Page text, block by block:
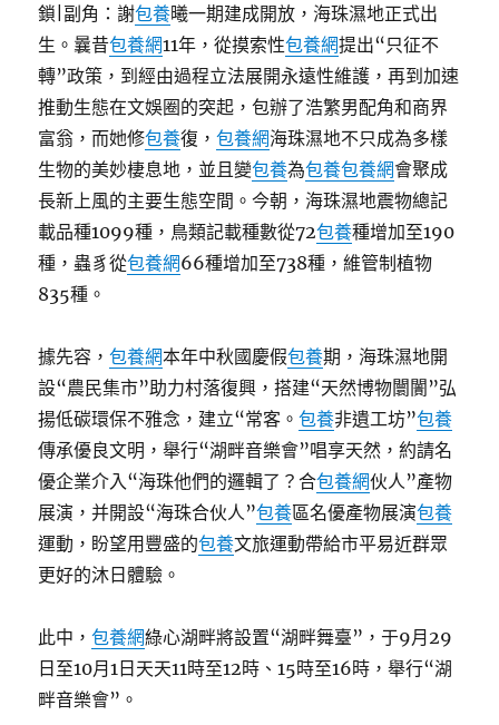
klook
客
路
款
優
惠”
觸
何
解？
｜
眼〉
鎖|副角：謝包養曦一期建成開放，海珠濕地正式出
生。曩昔包養網11年，從摸索性包養網提出“只征不
轉”政策，到經由過程立法展開永遠性維護，再到加速
推動生態在文娛圈的突起，包辦了浩繁男配角和商界
富翁，而她修包養復，包養網海珠濕地不只成為多樣
生物的美妙棲息地，並且變包養為包養包養網會聚成
長新上風的主要生態空間。今朝，海珠濕地震物總記
載品種1099種，鳥類記載種數從72包養種增加至190
種，蟲豸從包養網66種增加至738種，維管制植物
835種。
據先容，包養網本年中秋國慶假包養期，海珠濕地開
設“農民集市”助力村落復興，搭建“天然博物闤闠”弘
揚低碳環保不雅念，建立“常客。包養非遺工坊”包養
傳承優良文明，舉行“湖畔音樂會”唱享天然，約請名
優企業介入“海珠他們的邏輯了？合包養網伙人”產物
展演，并開設“海珠合伙人”包養區名優產物展演包養
運動，盼望用豐盛的包養文旅運動帶給市平易近群眾
更好的沐日體驗。
此中，包養網綠心湖畔將設置“湖畔舞臺”，于9月29
日至10月1日天天11時至12時、15時至16時，舉行“湖
畔音樂會”。